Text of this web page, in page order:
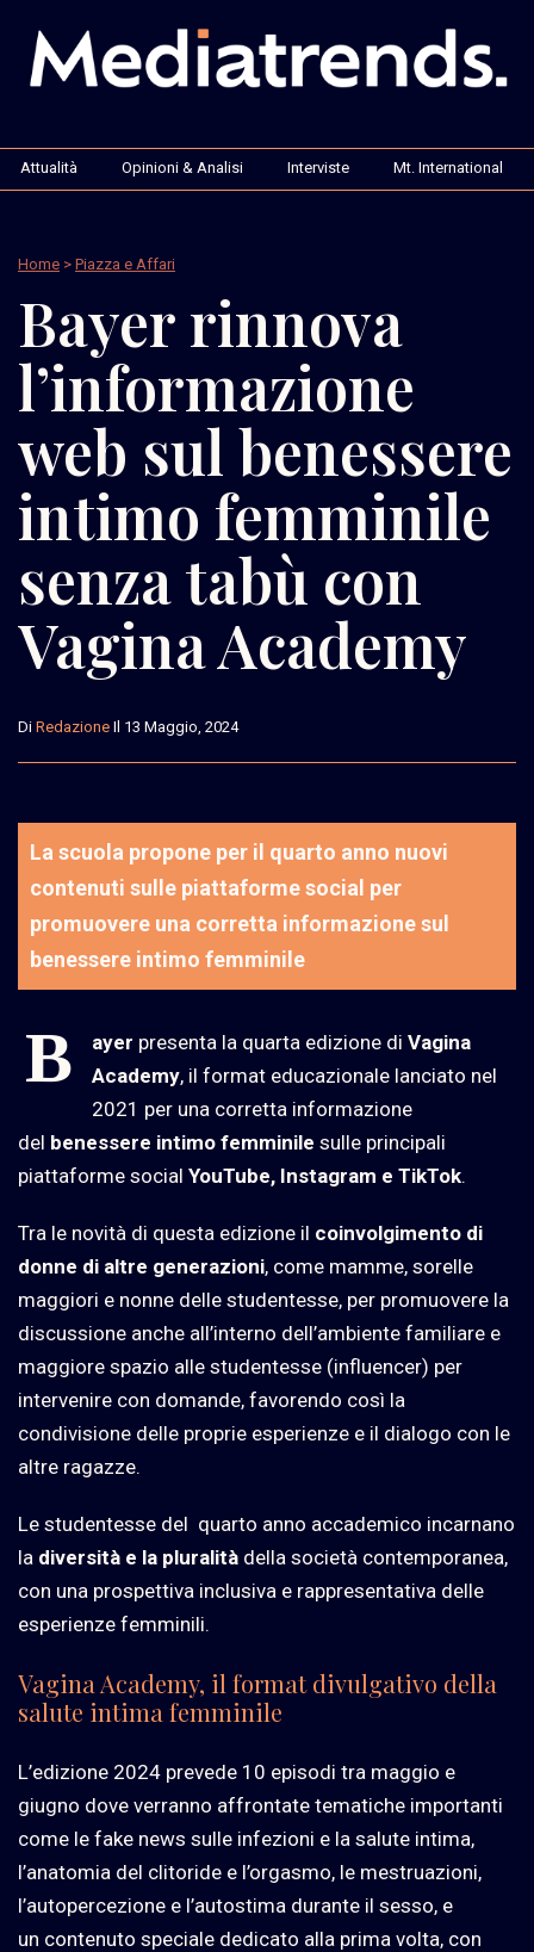
Attualità Opinioni & Analisi Interviste Mt. International
Home > Piazza e Affari
Bayer rinnova
l’informazione
web sul benessere
intimo femminile
senza tabù con
Vagina Academy
Di Redazione Il 13 Maggio, 2024
La scuola propone per il quarto anno nuovi
contenuti sulle piattaforme social per
promuovere una corretta informazione sul
benessere intimo femminile
B ayer presenta la quarta edizione di Vagina
Academy, il format educazionale lanciato nel
2021 per una corretta informazione
del benessere intimo femminile sulle principali
piattaforme social YouTube, Instagram e TikTok.
Tra le novità di questa edizione il coinvolgimento di
donne di altre generazioni, come mamme, sorelle
maggiori e nonne delle studentesse, per promuovere la
discussione anche all’interno dell’ambiente familiare e
maggiore spazio alle studentesse (influencer) per
intervenire con domande, favorendo così la
condivisione delle proprie esperienze e il dialogo con le
altre ragazze.
Le studentesse del quarto anno accademico incarnano
la diversità e la pluralità della società contemporanea,
con una prospettiva inclusiva e rappresentativa delle
esperienze femminili.
Vagina Academy, il format divulgativo della
salute intima femminile
L’edizione 2024 prevede 10 episodi tra maggio e
giugno dove verranno affrontate tematiche importanti
come le fake news sulle infezioni e la salute intima,
l’anatomia del clitoride e l’orgasmo, le mestruazioni,
l’autopercezione e l’autostima durante il sesso, e
un contenuto speciale dedicato alla prima volta, con